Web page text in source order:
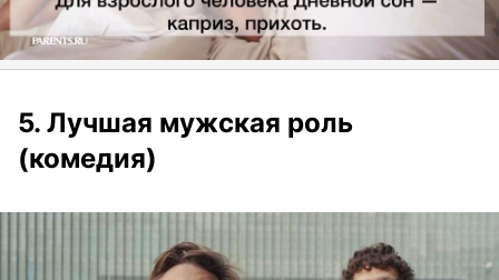
5. Лучшая мужская роль
(комедия)